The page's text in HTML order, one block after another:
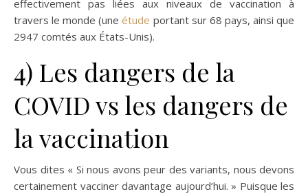
effectivement pas liées aux niveaux de vaccination à
travers le monde (uneétude portant sur 68 pays, ainsi que
2947 comtés aux États-Unis).
4) Les dangers de la
COVID vs les dangers de
la vaccination
Vous dites « Si nous avons peur des variants, nous devons
certainement vacciner davantage aujourd’hui. » Puisque les